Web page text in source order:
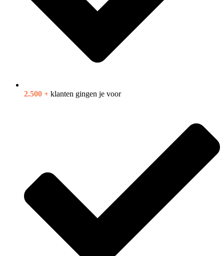
2.500 + klanten gingen je voor